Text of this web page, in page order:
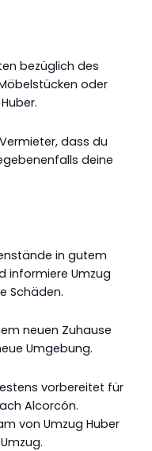
bezüglich des
oder
dass du
deine
in gutem
informiere Umzug
Schäden.
neuen Zuhause
Umgebung.
vorbereitet für
Alcorcón.
von Umzug Huber